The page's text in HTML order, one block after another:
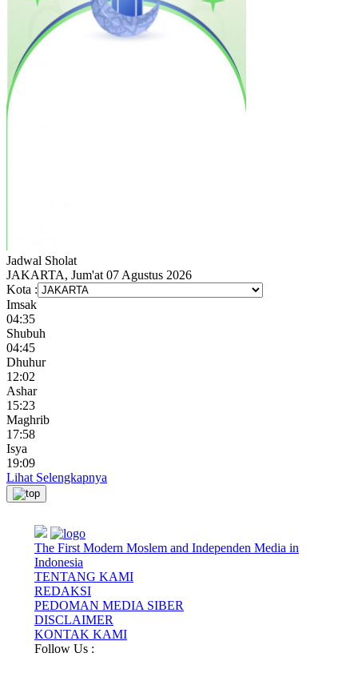
Jadwal Sholat
JAKARTA, Jum'at 07 Agustus 2026
Kota :
Imsak
04:35
Shubuh
04:45
Dhuhur
12:02
Ashar
15:23
Maghrib
17:58
Isya
19:09
Lihat Selengkapnya
The First Modern Moslem and Independen Media in
Indonesia
TENTANG KAMI
REDAKSI
PEDOMAN MEDIA SIBER
DISCLAIMER
KONTAK KAMI
Follow Us :